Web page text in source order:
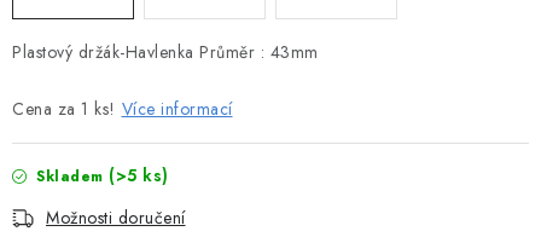
VODNÍ SKŮTRY
VODNÍ SPORTY
Plastový držák-Havlenka Průměr : 43mm
Cena za 1 ks! Více informací
Skladem (>5 ks)
Možnosti doručení